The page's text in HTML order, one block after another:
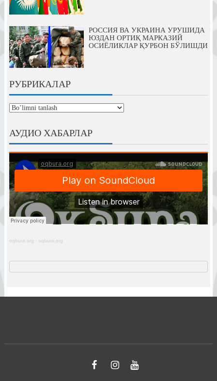
РОССИЯ ВА УКРАИНА УРУШИДА
ЮЗДАН ОРТИҚ МАРКАЗИЙ
ОСИЁЛИКЛАР ҚУРБОН БЎЛИШДИ
РУБРИКАЛАР
рубрикалар
АУДИО ХАБАРЛАР
oqbura.org · oqbura.org